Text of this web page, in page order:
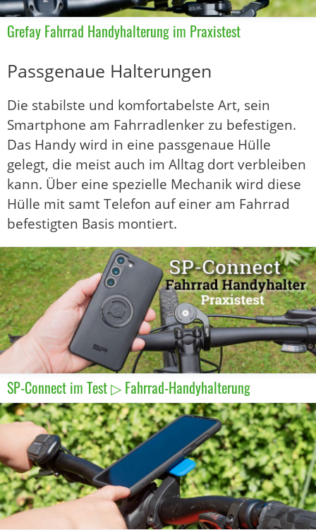
Grefay Fahrrad Handyhalterung im Praxistest
Passgenaue Halterungen
Die stabilste und komfortabelste Art, sein
Smartphone am Fahrradlenker zu befestigen.
Das Handy wird in eine passgenaue Hülle
gelegt, die meist auch im Alltag dort verbleiben
kann. Über eine spezielle Mechanik wird diese
Hülle mit samt Telefon auf einer am Fahrrad
befestigten Basis montiert.
SP-Connect im Test ▷ Fahrrad-Handyhalterung